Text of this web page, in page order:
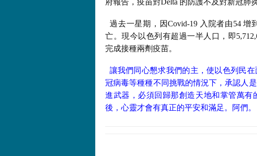
過去一星期，因Covid-19 入院者由54 增
亡。現今以色列有超過一半人口，即
完成接種兩劑疫苗。
讓我們同心懇求我們的主，使以色列民
冠病毒等種種不同挑戰的情況下，承認人
進武器，必須回歸那創造天地和掌管萬
後，心靈才會有真正的平安和滿足。阿們。